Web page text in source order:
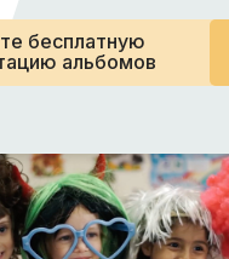
бесплатную
альбомов